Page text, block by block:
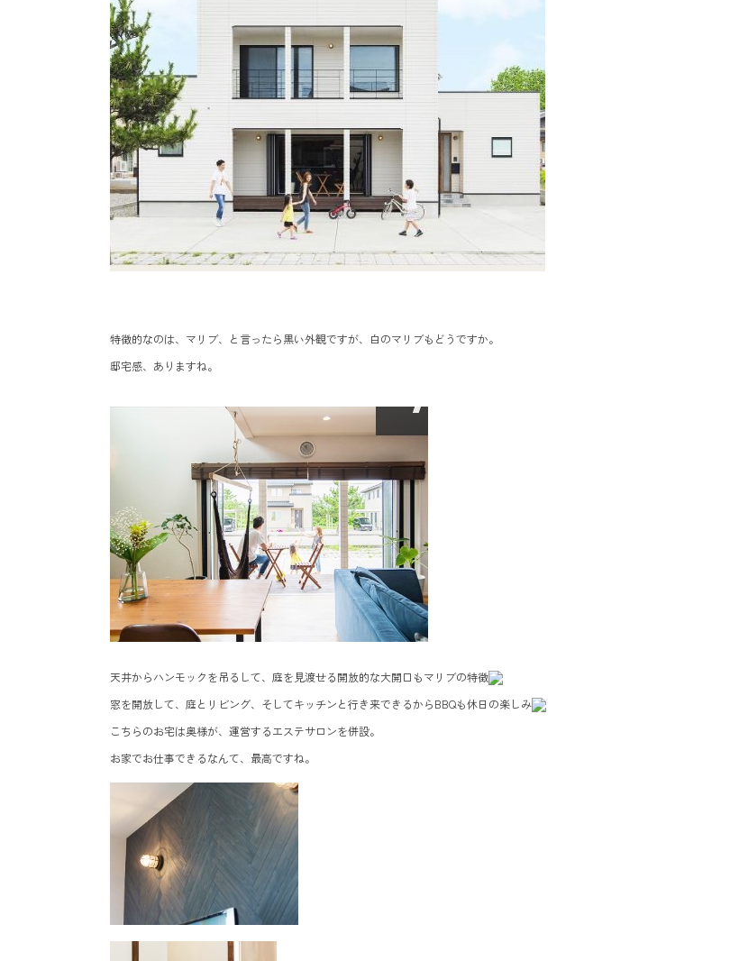
特徴的なのは、マリブ、と言ったら黒い外観ですが、白のマリブもどうですか。
邸宅感、ありますね。
天井からハンモックを吊るして、庭を見渡せる開放的な大開口もマリブの特徴
窓を開放して、庭とリビング、そしてキッチンと行き来できるからBBQも休日の楽しみ
こちらのお宅は奥様が、運営するエステサロンを併設。
お家でお仕事できるなんて、最高ですね。